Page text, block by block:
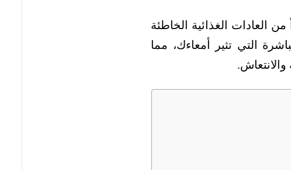
العادات الغذائية الخاطئة
التي تثير أمعاءك، مما